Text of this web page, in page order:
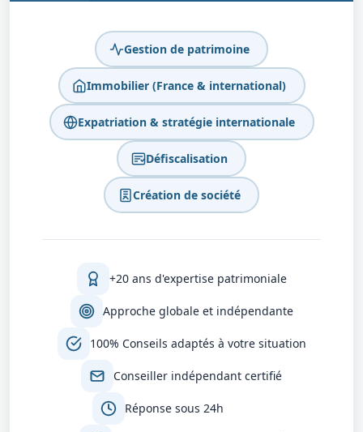
Gestion de patrimoine
Immobilier (France & international)
Expatriation & stratégie internationale
Défiscalisation
Création de société
+20 ans d'expertise patrimoniale
Approche globale et indépendante
100% Conseils adaptés à votre situation
Conseiller indépendant certifié
Réponse sous 24h